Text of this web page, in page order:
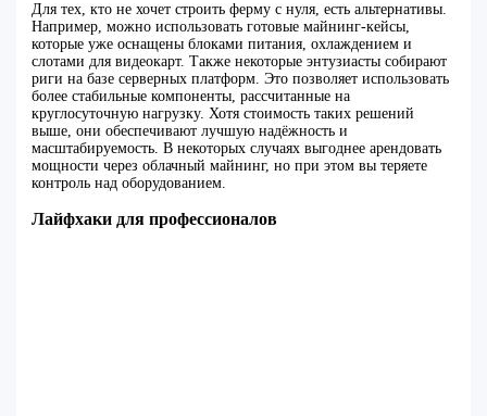
Для тех, кто не хочет строить ферму с нуля, есть альтернативы.
Например, можно использовать готовые майнинг-кейсы,
которые уже оснащены блоками питания, охлаждением и
слотами для видеокарт. Также некоторые энтузиасты собирают
риги на базе серверных платформ. Это позволяет использовать
более стабильные компоненты, рассчитанные на
круглосуточную нагрузку. Хотя стоимость таких решений
выше, они обеспечивают лучшую надёжность и
масштабируемость. В некоторых случаях выгоднее арендовать
мощности через облачный майнинг, но при этом вы теряете
контроль над оборудованием.
Лайфхаки для профессионалов